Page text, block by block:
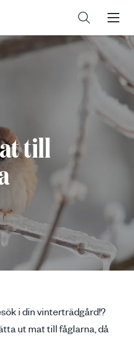
till
i din vinterträdgård!?
ut mat till fåglarna, då